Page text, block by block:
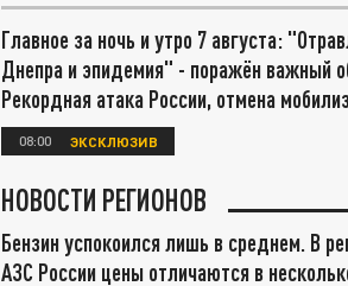
Главное за ночь и утро 7 августа:
Днепра и эпидемия" - поражён важный
Рекордная атака России, отмена
08:00 ЭКСКЛЮЗИВ
НОВОСТИ РЕГИОНОВ
Бензин успокоился лишь в среднем. В
АЗС России цены отличаются в